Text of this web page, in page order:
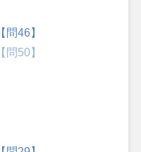
【問46】
【問50】